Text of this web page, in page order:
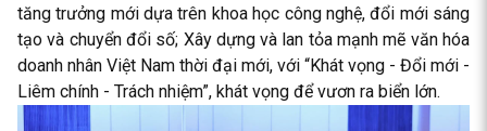
tăng trưởng mới dựa trên khoa học công nghệ, đổi mới sáng
tạo và chuyển đổi số; Xây dựng và lan tỏa mạnh mẽ văn hóa
doanh nhân Việt Nam thời đại mới, với “Khát vọng - Đổi mới -
Liêm chính - Trách nhiệm”, khát vọng để vươn ra biển lớn.